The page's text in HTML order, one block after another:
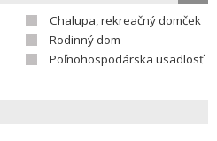
Chalupa, rekreačný domček
Rodinný dom
Poľnohospodárska usadlosť